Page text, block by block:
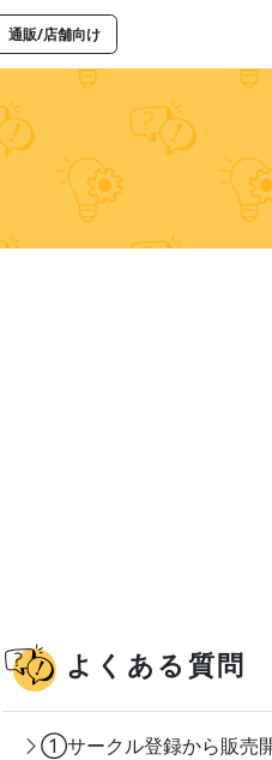
通販/店舗向け
よくある質問
①サークル登録から販売